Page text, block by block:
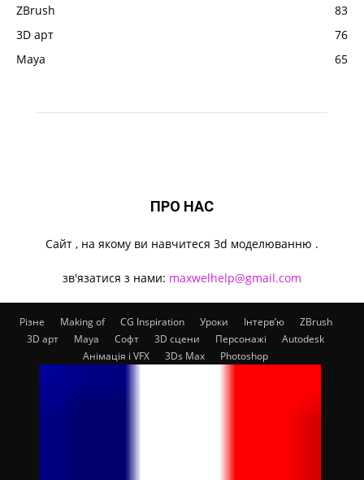
ZBrush
83
3D арт
76
Maya
65
ПРО НАС
Cайт , на якому ви навчитеся 3d моделюванню .
зв'язатися з нами: maxwelhelp@gmail.com
Різне Making of CG Inspiration Уроки Інтерв’ю
ZBrush
3D арт
Maya Софт 3D сцени Персонажі
Autodesk
Анімація і VFX
3Ds Max Photoshop